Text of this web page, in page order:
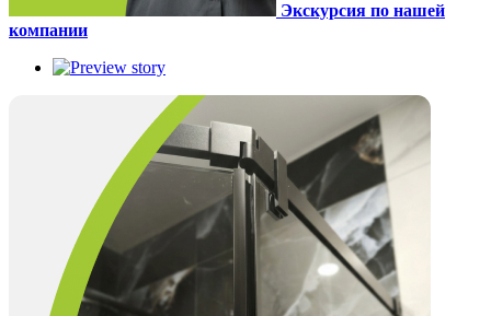
Экскурсия по нашей
компании